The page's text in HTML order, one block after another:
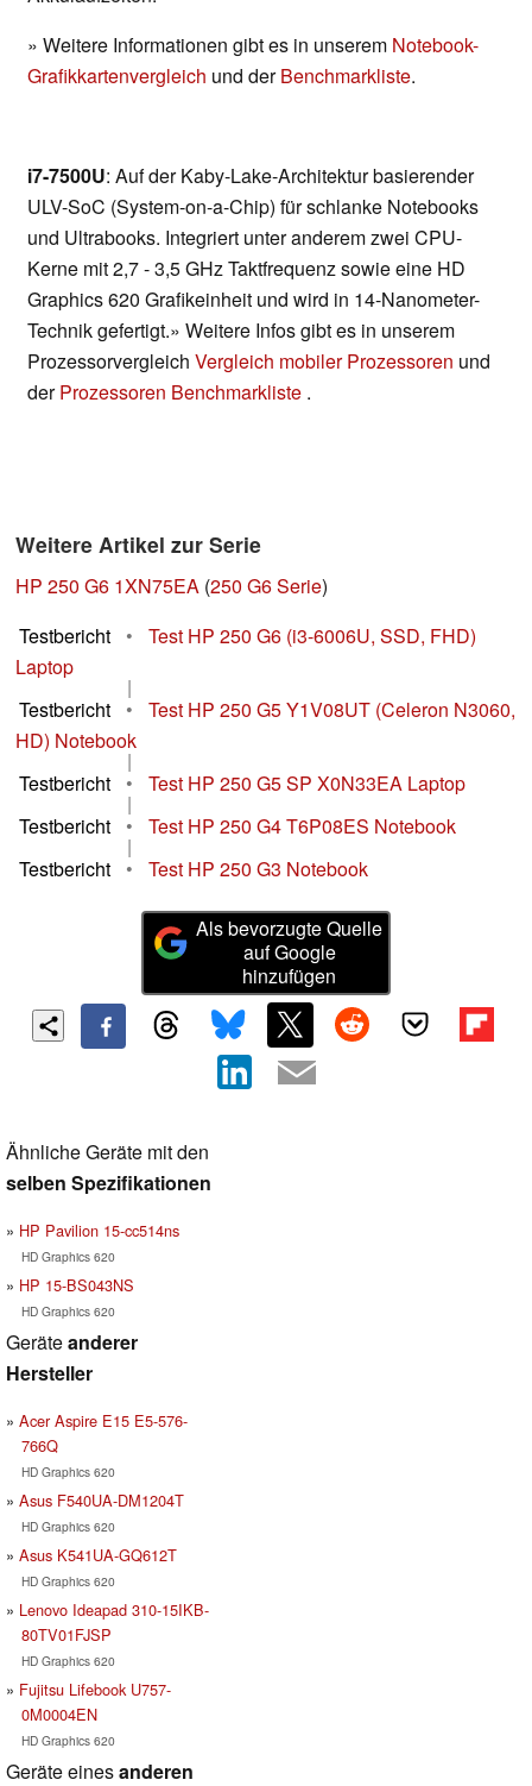
» Weitere Informationen gibt es in unserem Notebook-
Grafikkartenvergleich und derBenchmarkliste.
i7-7500U: Auf der Kaby-Lake-Architektur basierender
ULV-SoC (System-on-a-Chip) für schlanke Notebooks
und Ultrabooks. Integriert unter anderem zwei CPU-
Kerne mit 2,7 - 3,5 GHz Taktfrequenz sowie eine HD
Graphics 620 Grafikeinheit und wird in 14-Nanometer-
Technik gefertigt.» Weitere Infos gibt es in unserem
Prozessorvergleich Vergleich mobiler Prozessoren und
derProzessoren Benchmarkliste .
Weitere Artikel zur Serie
HP 250 G6 1XN75EA (250 G6 Serie)
Testbericht
•
Test HP 250 G6 (i3-6006U, SSD, FHD)
Laptop
|
Testbericht
•
Test HP 250 G5 Y1V08UT (Celeron N3060,
HD) Notebook
|
Testbericht
• Test HP 250 G5 SP X0N33EA Laptop
|
Testbericht
• Test HP 250 G4 T6P08ES Notebook
|
Testbericht
• Test HP 250 G3 Notebook
Als bevorzugte Quelle
auf Google
hinzufügen
Ähnliche Geräte mit den
selben Spezifikationen
HP Pavilion 15-cc514ns
HD Graphics 620
HP 15-BS043NS
HD Graphics 620
Geräteanderer
Hersteller
Acer Aspire E15 E5-576-
766Q
HD Graphics 620
Asus F540UA-DM1204T
HD Graphics 620
Asus K541UA-GQ612T
HD Graphics 620
Lenovo Ideapad 310-15IKB-
80TV01FJSP
HD Graphics 620
Fujitsu Lifebook U757-
0M0004EN
HD Graphics 620
Geräte einesanderen